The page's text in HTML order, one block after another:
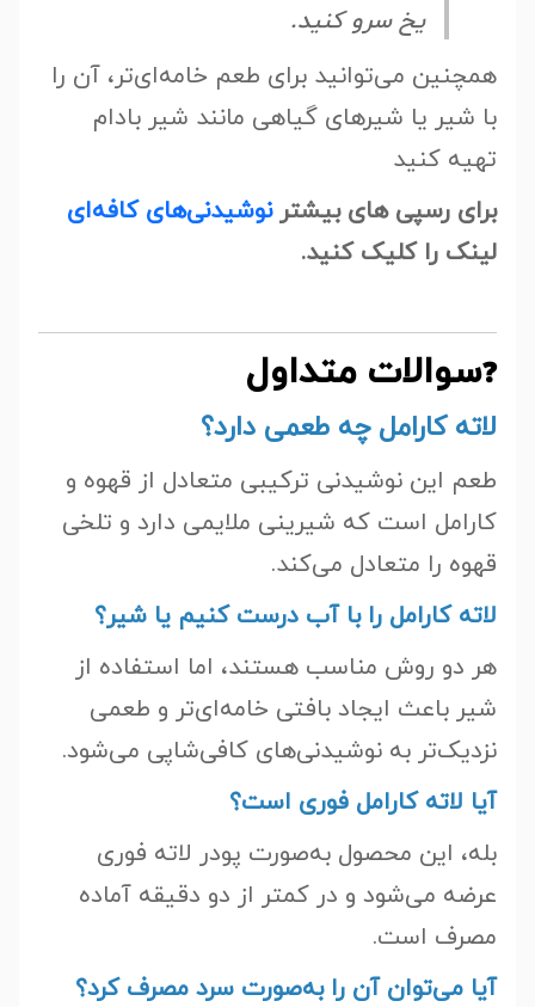
یخ سرو کنید.
همچنین می‌توانید برای طعم خامه‌ای‌تر، آن را
با شیر یا شیرهای گیاهی مانند شیر بادام
تهیه کنید
برای رسپی های بیشترنوشیدنی‌های کافه‌ای
لینک را کلیک کنید.
❓سوالات متداول
لاته کارامل چه طعمی دارد؟
طعم این نوشیدنی ترکیبی متعادل از قهوه و
کارامل است که شیرینی ملایمی دارد و تلخی
قهوه را متعادل می‌کند.
لاته کارامل را با آب درست کنیم یا شیر؟
هر دو روش مناسب هستند، اما استفاده از
شیر باعث ایجاد بافتی خامه‌ای‌تر و طعمی
نزدیک‌تر به نوشیدنی‌های کافی‌شاپی می‌شود.
آیا لاته کارامل فوری است؟
بله، این محصول به‌صورت پودر لاته فوری
عرضه می‌شود و در کمتر از دو دقیقه آماده
مصرف است.
آیا می‌توان آن را به‌صورت سرد مصرف کرد؟